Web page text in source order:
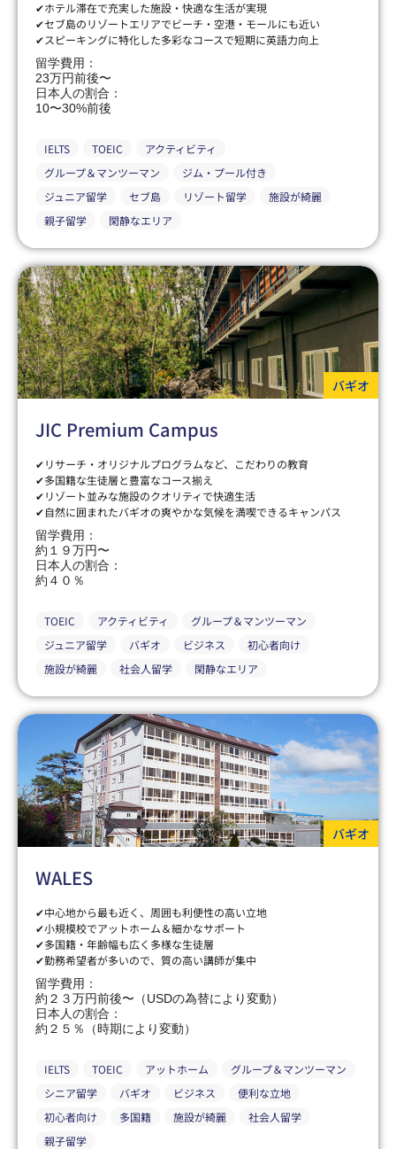
✔ホテル滞在で充実した施設・快適な生活が実現
✔セブ島のリゾートエリアでビーチ・空港・モールにも近い
✔スピーキングに特化した多彩なコースで短期に英語力向上
留学費用：
23万円前後〜
日本人の割合：
10〜30%前後
IELTS TOEIC
アクティビティ
グループ＆マンツーマン
ジム・プール付き
ジュニア留学
セブ島 リゾート留学
施設が綺麗
親子留学
閑静なエリア
バギオ
JIC Premium Campus
✔リサーチ・オリジナルプログラムなど、こだわりの教育
✔多国籍な生徒層と豊富なコース揃え
✔リゾート並みな施設のクオリティで快適生活
✔自然に囲まれたバギオの爽やかな気候を満喫できるキャンパス
留学費用：
約１９万円〜
日本人の割合：
約４０％
TOEIC アクティビティ
グループ＆マンツーマン
ジュニア留学
バギオ ビジネス
初心者向け
施設が綺麗
社会人留学 閑静なエリア
バギオ
WALES
✔中心地から最も近く、周囲も利便性の高い立地
✔小規模校でアットホーム＆細かなサポート
✔多国籍・年齢幅も広く多様な生徒層
✔勤務希望者が多いので、質の高い講師が集中
留学費用：
約２３万円前後〜（USDの為替により変動）
日本人の割合：
約２５％（時期により変動）
IELTS TOEIC アットホーム
グループ＆マンツーマン
シニア留学
バギオ ビジネス
便利な立地
初心者向け
多国籍 施設が綺麗
社会人留学
親子留学